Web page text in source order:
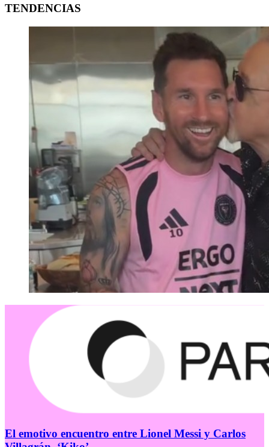
TENDENCIAS
El emotivo encuentro entre Lionel Messi y Carlos